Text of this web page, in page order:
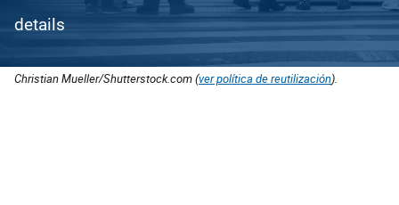
details
Christian Mueller/Shutterstock.com (ver política de reutilización).